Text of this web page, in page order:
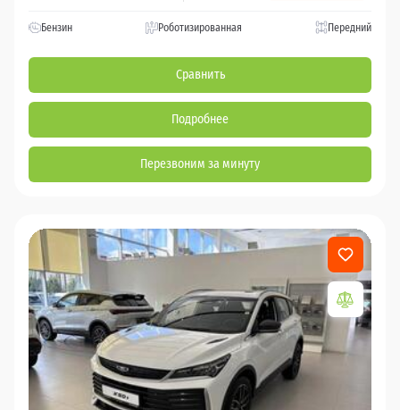
Бензин Роботизированная Передний
Сравнить
Подробнее
Перезвоним за минуту